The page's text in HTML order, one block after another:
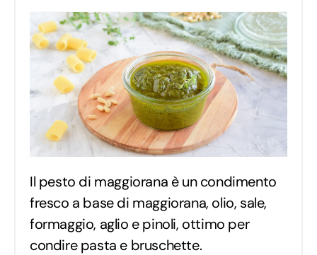
Il pesto di maggiorana è un condimento
fresco a base di maggiorana, olio, sale,
formaggio, aglio e pinoli, ottimo per
condire pasta e bruschette.